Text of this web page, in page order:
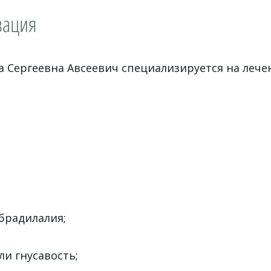
Сергеевна Авсеевич специализируется на
гнусавость;